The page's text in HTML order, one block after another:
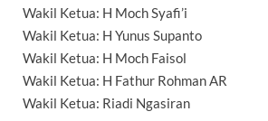
Wakil Ketua: H Moch Syafi’i
Wakil Ketua: H Yunus Supanto
Wakil Ketua: H Moch Faisol
Wakil Ketua: H Fathur Rohman AR
Wakil Ketua: Riadi Ngasiran